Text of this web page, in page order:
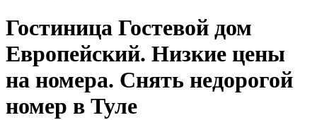
Гостиница Гостевой дом
Европейский. Низкие цены
на номера. Снять недорогой
номер в Туле